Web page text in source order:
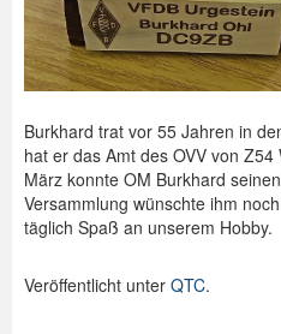
Burkhard trat vor 55 Jahren in
hat er das Amt des OVV von
März konnte OM Burkhard
Versammlung wünschte ihm
täglich Spaß an unserem Hobby.
Veröffentlicht unter QTC.